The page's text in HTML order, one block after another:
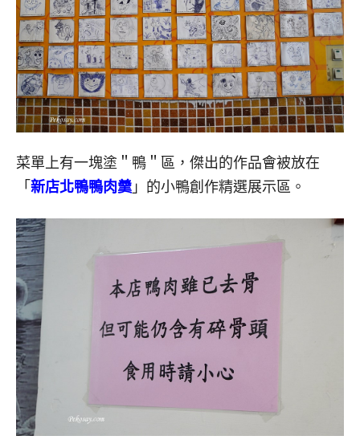
菜單上有一塊塗＂鴨＂區，傑出的作品會被放在
「 新店北鴨鴨肉羹 」的小鴨創作精選展示區。